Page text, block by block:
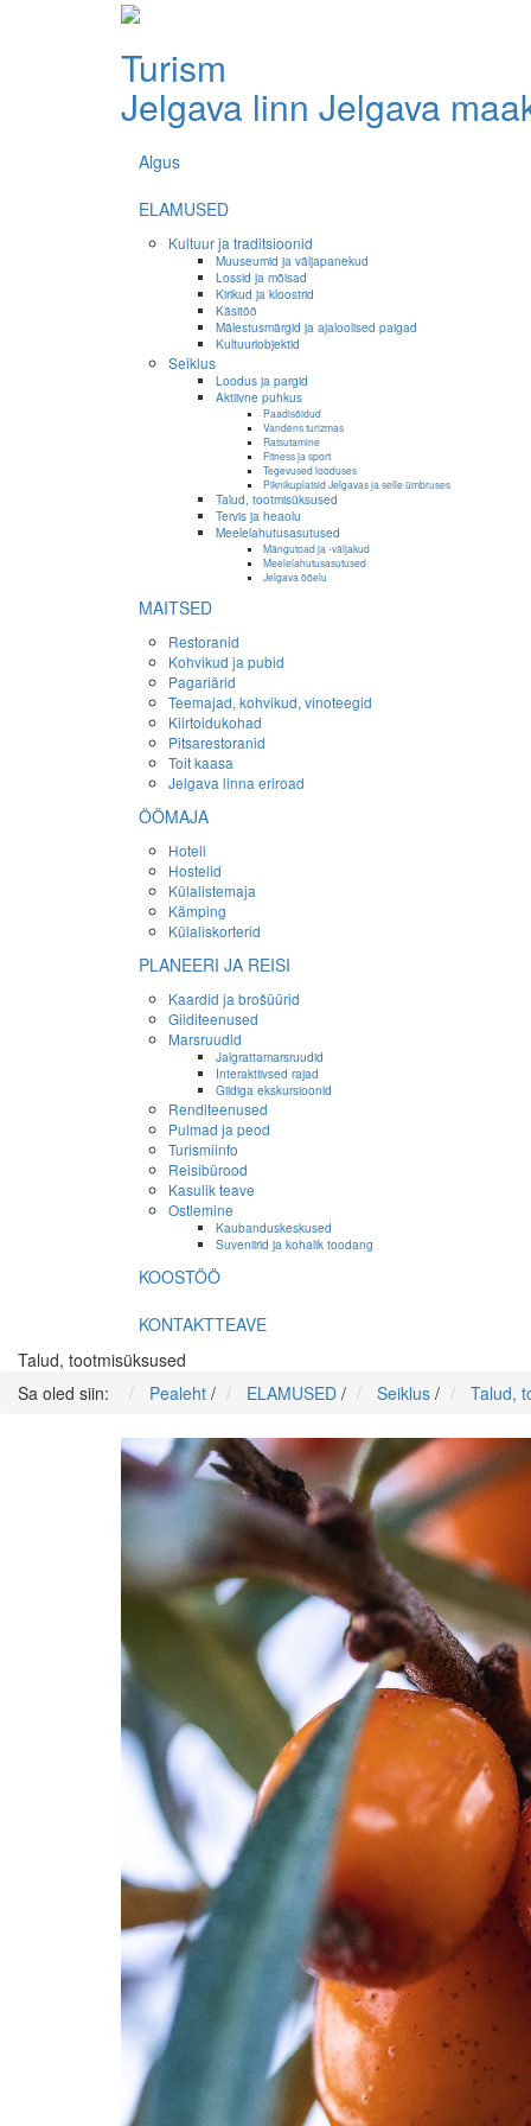
Turism
Jelgava linn Jelgava
Algus
ELAMUSED
Kultuur ja traditsioonid
Muuseumid ja väljapanekud
Lossid ja mõisad
Kirikud ja kloostrid
Käsitöö
Mälestusmärgid ja ajaloolised paigad
Kultuuriobjektid
Seiklus
Loodus ja pargid
Aktiivne puhkus
Paadisõidud
Vandens turizmas
Ratsutamine
Fitness ja sport
Tegevused looduses
Piknikuplatsid Jelgavas ja selle ümbruses
Talud, tootmisüksused
Tervis ja heaolu
Meelelahutusasutused
Mängutoad ja -väljakud
Meelelahutusasutused
Jelgava ööelu
MAITSED
Restoranid
Kohvikud ja pubid
Pagariärid
Teemajad, kohvikud, vinoteegid
Kiirtoidukohad
Pitsarestoranid
Toit kaasa
Jelgava linna eriroad
ÖÖMAJA
Hotell
Hostelid
Külalistemaja
Kämping
Külaliskorterid
PLANEERI JA REISI
Kaardid ja brošüürid
Giiditeenused
Marsruudid
Jalgrattamarsruudid
Interaktiivsed rajad
Giidiga ekskursioonid
Renditeenused
Pulmad ja peod
Turismiinfo
Reisibürood
Kasulik teave
Ostlemine
Kaubanduskeskused
Suveniirid ja kohalik toodang
KOOSTÖÖ
KONTAKTTEAVE
Talud, tootmisüksused
Sa oled siin:
Pealeht / ELAMUSED / Seiklus / Talud,